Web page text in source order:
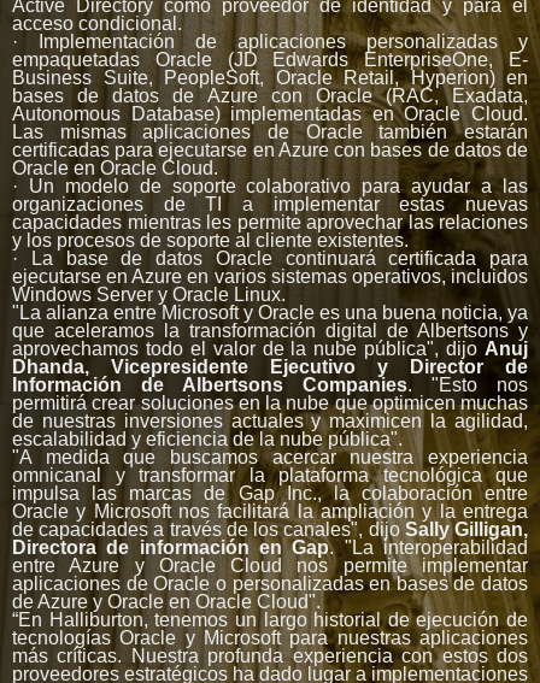
Active Directory como proveedor de identidad y para el
acceso condicional.
· Implementación de aplicaciones personalizadas y
empaquetadas Oracle (JD Edwards EnterpriseOne, E-
Business Suite, PeopleSoft, Oracle Retail, Hyperion) en
bases de datos de Azure con Oracle (RAC, Exadata,
Autonomous Database) implementadas en Oracle Cloud.
Las mismas aplicaciones de Oracle también estarán
certificadas para ejecutarse en Azure con bases de datos de
Oracle en Oracle Cloud.
· Un modelo de soporte colaborativo para ayudar a las
organizaciones de TI a implementar estas nuevas
capacidades mientras les permite aprovechar las relaciones
y los procesos de soporte al cliente existentes.
· La base de datos Oracle continuará certificada para
ejecutarse en Azure en varios sistemas operativos, incluidos
Windows Server y Oracle Linux.
"La alianza entre Microsoft y Oracle es una buena noticia, ya
que aceleramos la transformación digital de Albertsons y
aprovechamos todo el valor de la nube pública", dijo Anuj
Dhanda, Vicepresidente Ejecutivo y Director de
Información de Albertsons Companies. "Esto nos
permitirá crear soluciones en la nube que optimicen muchas
de nuestras inversiones actuales y maximicen la agilidad,
escalabilidad y eficiencia de la nube pública".
"A medida que buscamos acercar nuestra experiencia
omnicanal y transformar la plataforma tecnológica que
impulsa las marcas de Gap Inc., la colaboración entre
Oracle y Microsoft nos facilitará la ampliación y la entrega
de capacidades a través de los canales", dijoSally Gilligan,
Directora de información en Gap. "La interoperabilidad
entre Azure y Oracle Cloud nos permite implementar
aplicaciones de Oracle o personalizadas en bases de datos
de Azure y Oracle en Oracle Cloud".
“En Halliburton, tenemos un largo historial de ejecución de
tecnologías Oracle y Microsoft para nuestras aplicaciones
más críticas. Nuestra profunda experiencia con estos dos
proveedores estratégicos ha dado lugar a implementaciones